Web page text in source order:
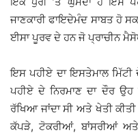
ਜਾਣਕਾਰੀ ਫਾਇਦੇਮੰਦ ਸਾਬਤ ਹੋ
ਈਸਾ ਪੂਰਵ ਦੇ ਹਨ ਜੋ ਪ੍ਰਾਚੀਨ
ਇਸ ਪਹੀਏ ਦਾ ਇਸਤੇਮਾਲ
ਪਹੀਏ ਦੇ ਨਿਰਮਾਣ ਦਾ ਦੌਰ ਉਹ
ਰੱਖਿਆ ਜਾਂਦਾ ਸੀ ਅਤੇ ਖੇਤੀ
ਕੱਪੜੇ, ਟੋਕਰੀਆਂ, ਬਾਂਸਰੀਆਂ ਅਤੇ